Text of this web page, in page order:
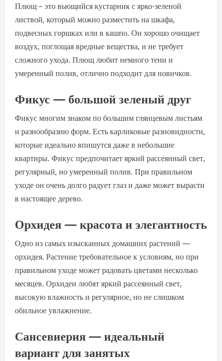
Плющ – это вьющийся кустарник с ярко-зеленой
листвой, который можно разместить на шкафа,
подвесных горшках или в кашпо. Он хорошо очищает
воздух, поглощая вредные вещества, и не требует
сложного ухода. Плющ любит немного тени и
умеренный полив, отлично подходит для новичков.
Фикус — большой зеленый друг
Фикус многим знаком по большим глянцевым листьям
и разнообразию форм. Есть карликовые разновидности,
которые идеально впишутся даже в небольшие
квартиры. Фикус предпочитает яркий рассеянный свет,
регулярный, но умеренный полив. При правильном
уходе он очень долго радует глаз и даже может вырасти
в настоящее дерево.
Орхидея — красота и элегантность
Одно из самых изысканных домашних растений —
орхидея. Растение требовательное к условиям, но при
правильном уходе может радовать цветами несколько
месяцев. Орхидеи любят яркий рассеянный свет,
высокую влажность и регулярное, но не слишком
обильное увлажнение.
Сансевиерия — идеальный
вариант для занятых